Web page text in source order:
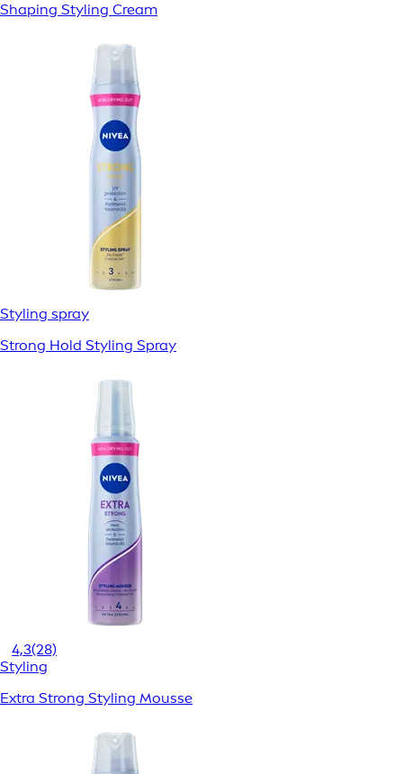
Shaping Styling Cream
Styling spray
Strong Hold Styling Spray
4,3(28)
Styling
Extra Strong Styling Mousse